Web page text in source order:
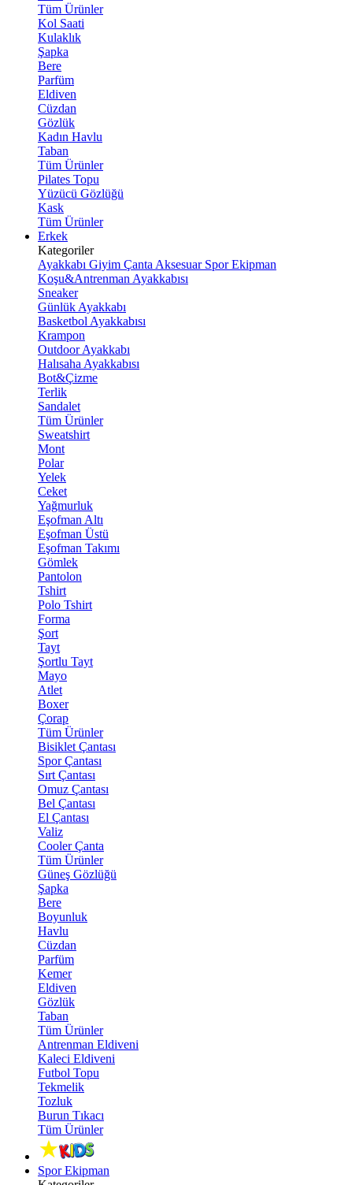
Tüm Ürünler
Kol Saati
Kulaklık
Şapka
Bere
Parfüm
Eldiven
Cüzdan
Gözlük
Kadın Havlu
Taban
Tüm Ürünler
Pilates Topu
Yüzücü Gözlüğü
Kask
Tüm Ürünler
Erkek
Kategoriler
Ayakkabı Giyim Çanta Aksesuar Spor Ekipman
Koşu&Antrenman Ayakkabısı
Sneaker
Günlük Ayakkabı
Basketbol Ayakkabısı
Krampon
Outdoor Ayakkabı
Halısaha Ayakkabısı
Bot&Çizme
Terlik
Sandalet
Tüm Ürünler
Sweatshirt
Mont
Polar
Yelek
Ceket
Yağmurluk
Eşofman Altı
Eşofman Üstü
Eşofman Takımı
Gömlek
Pantolon
Tshirt
Polo Tshirt
Forma
Şort
Tayt
Şortlu Tayt
Mayo
Atlet
Boxer
Çorap
Tüm Ürünler
Bisiklet Çantası
Spor Çantası
Sırt Çantası
Omuz Çantası
Bel Çantası
El Çantası
Valiz
Cooler Çanta
Tüm Ürünler
Güneş Gözlüğü
Şapka
Bere
Boyunluk
Havlu
Cüzdan
Parfüm
Kemer
Eldiven
Gözlük
Taban
Tüm Ürünler
Antrenman Eldiveni
Kaleci Eldiveni
Futbol Topu
Tekmelik
Tozluk
Burun Tıkacı
Tüm Ürünler
Spor Ekipman